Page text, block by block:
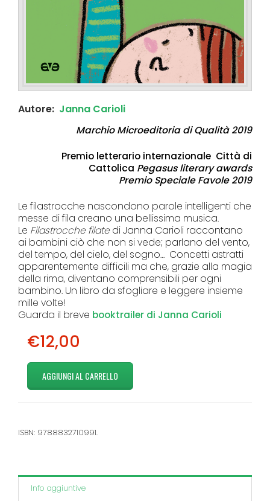
Autore: Janna Carioli
Marchio Microeditoria di Qualità 2019
Premio letterario internazionale Città di
Cattolica Pegasus literary awards
Premio Speciale Favole 2019
Le filastrocche nascondono parole intelligenti che
messe di fila creano una bellissima musica.
Le Filastrocche filatedi Janna Carioli raccontano
ai bambini ciò che non si vede; parlano del vento,
del tempo, del cielo, del sogno… Concetti astratti
apparentemente difficili ma che, grazie alla magia
della rima, diventano comprensibili per ogni
bambino. Un libro da sfogliare e leggere insieme
mille volte!
Guarda il breve booktrailer di Janna Carioli
€12,00
ISBN: 9788832710991.
Info aggiuntive